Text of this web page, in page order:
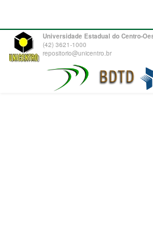
Universidade Estadual do Centro-
(42) 3621-1000
repositorio@unicentro.br